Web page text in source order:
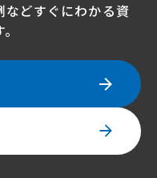
どすぐにわかる資